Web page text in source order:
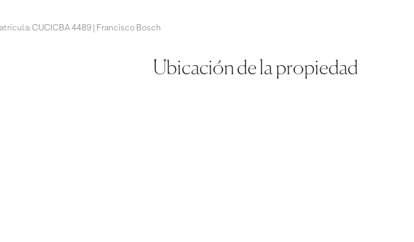
CUCICBA 4489 | Francisco Bosch
Ubicación de la propiedad